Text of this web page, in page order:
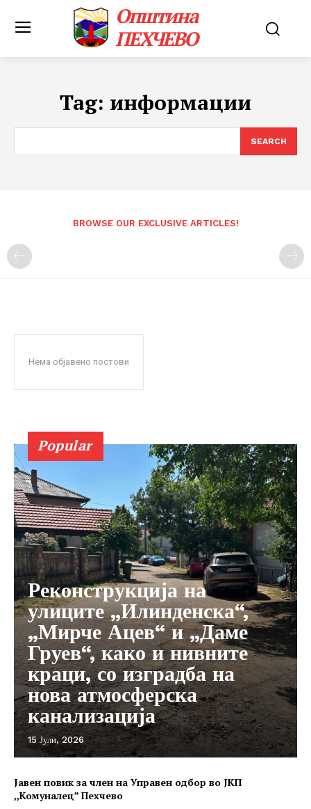
Општина
ПЕХЧЕВО
Tag: информации
SEARCH
BROWSE OUR EXCLUSIVE ARTICLES!
Нема објавено постови
Popular
Реконструкција на
улиците „Илинденска“,
„Мирче Ацев“ и „Даме
Груев“, како и нивните
краци, со изградба на
нова атмосферска
канализација
15 Јули, 2026
Јавен повик за член на Управен одбор во ЈКП
,,Комуналец” Пехчево